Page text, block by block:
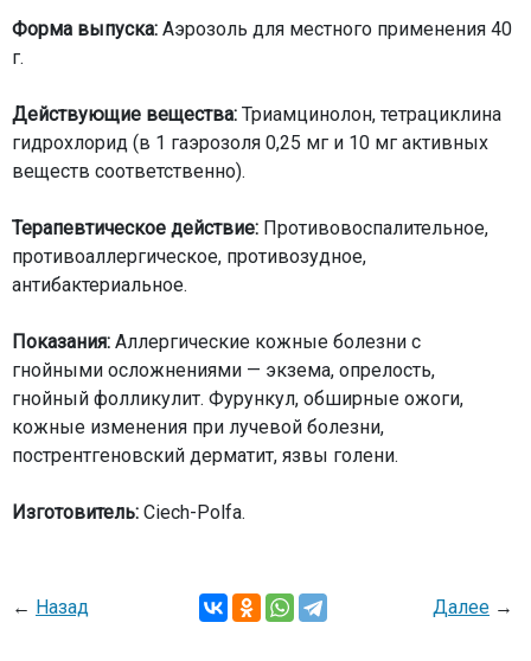
Форма выпуска: Аэрозоль для местного применения 40
г.
Действующие вещества: Триамцинолон, тетрациклина
гидрохлорид (в 1 гаэрозоля 0,25 мг и 10 мг активных
веществ соответственно).
Терапевтическое действие: Противовоспалительное,
противоаллергическое, противозудное,
антибактериальное.
Показания: Аллергические кожные болезни с
гнойными осложнениями — экзема, опрелость,
гнойный фолликулит. Фурункул, обширные ожоги,
кожные изменения при лучевой болезни,
пострентгеновский дерматит, язвы голени.
Изготовитель: Ciech-Polfa.
← Назад Далее →